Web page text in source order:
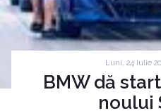
Luni, 24 Iulie
BMW dă
noului